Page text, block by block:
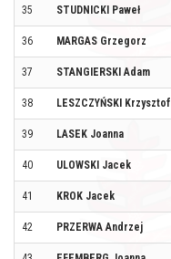
35 STUDNICKI Paweł
36 MARGAS Grzegorz
37 STANGIERSKI Adam
38 LESZCZYŃSKI Krzysztof
39 LASEK Joanna
40 ULOWSKI Jacek
41 KROK Jacek
42 PRZERWA Andrzej